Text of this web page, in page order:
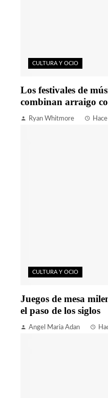
CULTURA Y OCIO
Los festivales de
combinan arraigo
Ryan Whitmore
CULTURA Y OCIO
Juegos de mesa
el paso de los siglos
Angel Maria Adan